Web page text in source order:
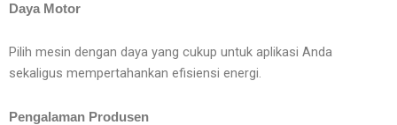
Daya Motor
Pilih mesin dengan daya yang cukup untuk aplikasi Anda
sekaligus mempertahankan efisiensi energi.
Pengalaman Produsen